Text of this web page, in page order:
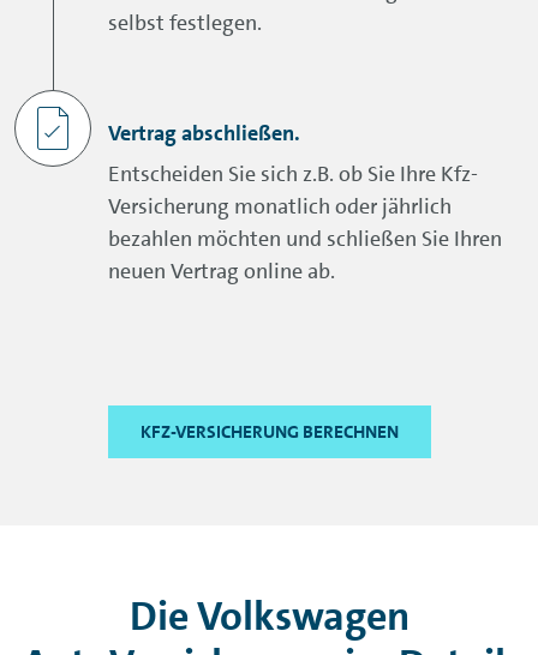
Fahrzeugschäden durch Reifenplatzer
Brems-/Betriebs- und Bruchschäden
VOLLKASKO BERECHNEN
selbst festlegen.
Vertrag abschließen.
Entscheiden Sie sich z.B. ob Sie Ihre Kfz-
Versicherung monatlich oder jährlich
bezahlen möchten und schließen Sie Ihren
neuen Vertrag online ab.
KFZ-VERSICHERUNG BERECHNEN
Die Volkswagen